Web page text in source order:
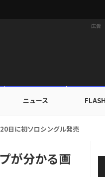
広告
ニュース
ビジュアル！
が分かる画